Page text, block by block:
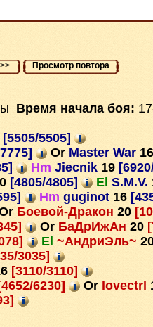
>> Просмотр повтора
Время начала боя:
[5505/5505]
Or Master War 16
Hm Jiecnik 19
[4805/4805] El S.M.V.
Hm guginot 16
Боевой-Дракон 20
Or БаДрИжАн 20
El ~АндриЭль~
3035]
[3110/3110]
[4652/6230] Or lovectrl